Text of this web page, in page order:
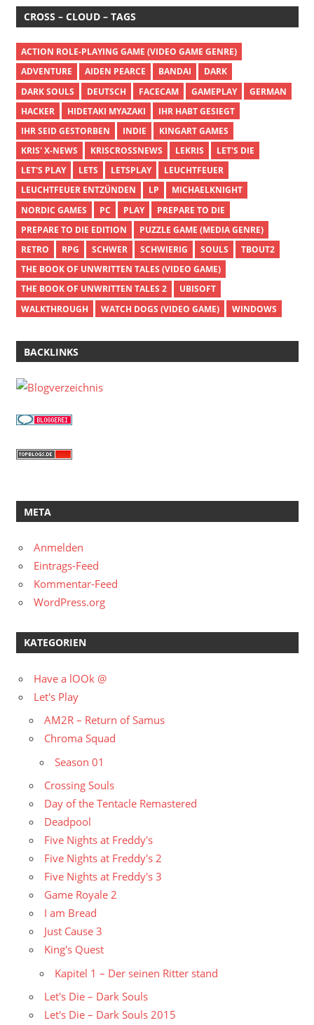
CROSS – CLOUD – TAGS
ACTION ROLE-PLAYING GAME (VIDEO GAME GENRE)
ADVENTURE
AIDEN PEARCE BANDAI
DARK
DARK SOULS
DEUTSCH FACECAM GAMEPLAY
GERMAN
HACKER
HIDETAKI MYAZAKI
IHR HABT GESIEGT
IHR SEID GESTORBEN
INDIE
KINGART GAMES
KRIS' X-NEWS
KRISCROSSNEWS LEKRIS
LET'S DIE
LET'S PLAY
LETS LETSPLAY
LEUCHTFEUER
LEUCHTFEUER ENTZÜNDEN
LP
MICHAELKNIGHT
NORDIC GAMES
PC PLAY
PREPARE TO DIE
PREPARE TO DIE EDITION
PUZZLE GAME (MEDIA GENRE)
RETRO
RPG SCHWER SCHWIERIG SOULS
TBOUT2
THE BOOK OF UNWRITTEN TALES (VIDEO GAME)
THE BOOK OF UNWRITTEN TALES 2
UBISOFT
WALKTHROUGH
WATCH DOGS (VIDEO GAME) WINDOWS
BACKLINKS
META
Anmelden
Eintrags-Feed
Kommentar-Feed
WordPress.org
KATEGORIEN
Have a lOOk @
Let's Play
AM2R – Return of Samus
Chroma Squad
Season 01
Crossing Souls
Day of the Tentacle Remastered
Deadpool
Five Nights at Freddy's
Five Nights at Freddy's 2
Five Nights at Freddy's 3
Game Royale 2
I am Bread
Just Cause 3
King's Quest
Kapitel 1 – Der seinen Ritter stand
Let's Die – Dark Souls
Let's Die – Dark Souls 2015